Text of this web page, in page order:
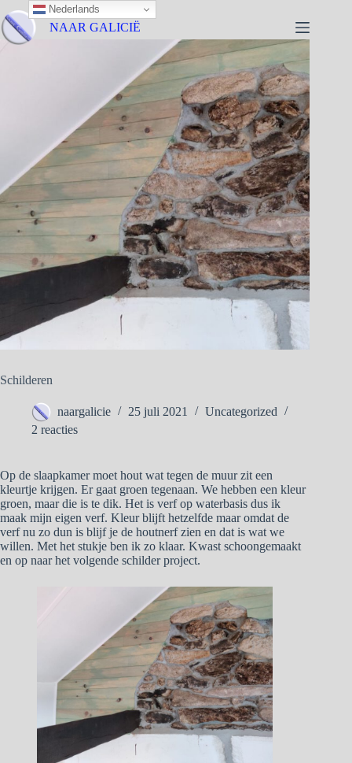
NAAR GALICIË
Schilderen
naargalicie 25 juli 2021
Uncategorized
2 reacties
Op de slaapkamer moet hout wat tegen de muur zit een
kleurtje krijgen. Er gaat groen tegenaan. We hebben een kleur
groen, maar die is te dik. Het is verf op waterbasis dus ik
maak mijn eigen verf. Kleur blijft hetzelfde maar omdat de
verf nu zo dun is blijf je de houtnerf zien en dat is wat we
willen. Met het stukje ben ik zo klaar. Kwast schoongemaakt
en op naar het volgende schilder project.
Nederlands